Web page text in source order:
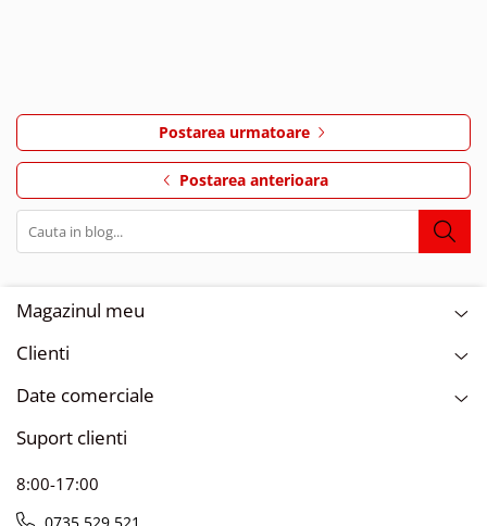
Postarea urmatoare
Postarea anterioara
Magazinul meu
Clienti
Date comerciale
Suport clienti
8:00-17:00
0735.529.521